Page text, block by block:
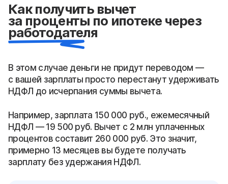
Как получить вычет
за проценты по ипотеке через
работодателя
В этом случае деньги не придут переводом —
с вашей зарплаты просто перестанут удерживать
НДФЛ до исчерпания суммы вычета.
Например, зарплата 150 000 руб., ежемесячный
НДФЛ — 19 500 руб. Вычет с 2 млн уплаченных
процентов составит 260 000 руб. Это значит,
примерно 13 месяцев вы будете получать
зарплату без удержания НДФЛ.